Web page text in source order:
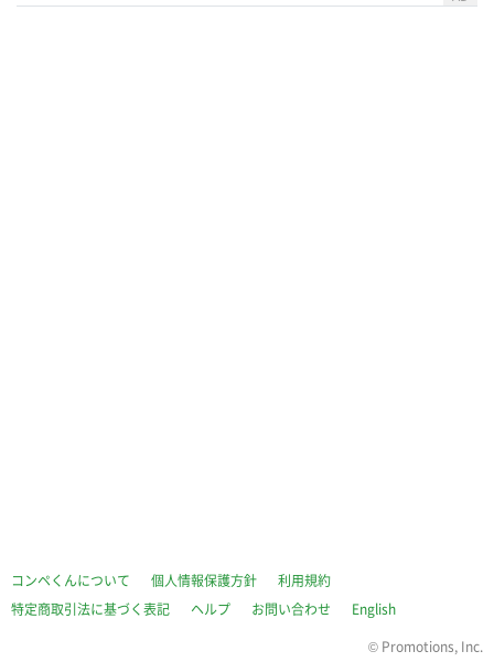
コンペくんについて 個人情報保護方針
利用規約
特定商取引法に基づく表記
ヘルプ お問い合わせ
English
© Promotions, Inc.